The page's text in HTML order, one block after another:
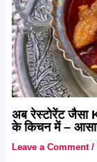
अब रेस्टोरेंट
के किचन में –
Leave a Comment /